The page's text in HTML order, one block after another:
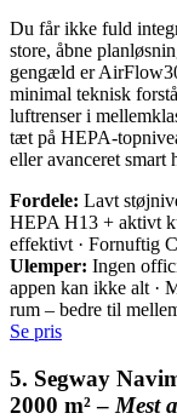
Du får ikke fuld
store, åbne
gengæld er
minimal teknisk
luftrenser i
tæt på HEPA-
eller avanceret smart
Fordele: Lavt
HEPA H13 + aktivt
effektivt · Fornuftig
Ulemper: Ingen
appen kan ikke alt ·
rum – bedre til
Se pris
5. Segway
2000 m² – Mest